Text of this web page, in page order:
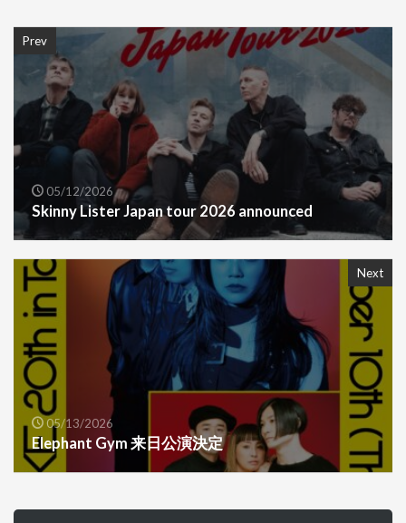
Prev
05/12/2026
Skinny Lister Japan tour 2026 announced
Next
05/13/2026
Elephant Gym 来日公演決定